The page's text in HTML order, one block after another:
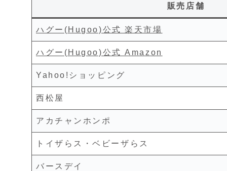
販売店舗
ハグー(Hugoo)公式 楽天市場
ハグー(Hugoo)公式 Amazon
Yahoo!ショッピング
西松屋
アカチャンホンポ
トイザらス・ベビーザらス
バースデイ